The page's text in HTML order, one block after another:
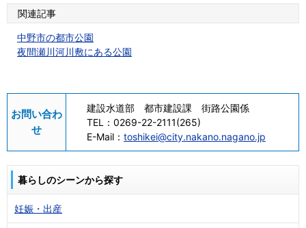
関連記事
中野市の都市公園
夜間瀬川河川敷にある公園
お問い合わ
せ
建設水道部 都市建設課 街路公園係
TEL： 0269-22-2111(265)
E-Mail： toshikei@city.nakano.nagano.jp
暮らしのシーンから探す
妊娠・出産